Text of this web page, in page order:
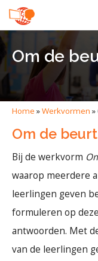
Om de
Home »Werkvormen »
Om de beurt
Bij de werkvorm
waarop meerdere
leerlingen geven
formuleren op
antwoorden. Met
van de leerlingen